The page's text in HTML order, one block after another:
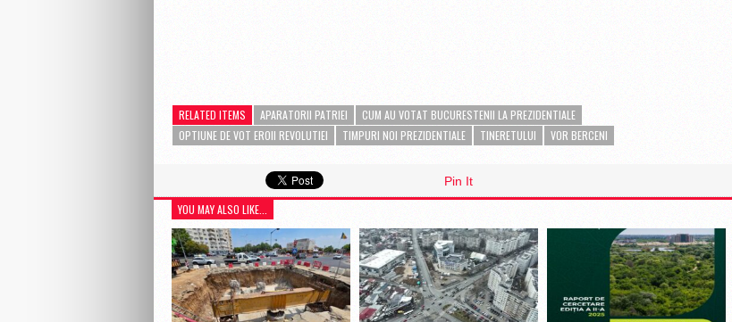
RELATED ITEMS APARATORII PATRIEI
CUM AU VOTAT BUCURESTENII LA PREZIDENTIALE
OPTIUNE DE VOT EROII REVOLUTIEI
TIMPURI NOI PREZIDENTIALE TINERETULUI VOR BERCENI
Pin It
YOU MAY ALSO LIKE...